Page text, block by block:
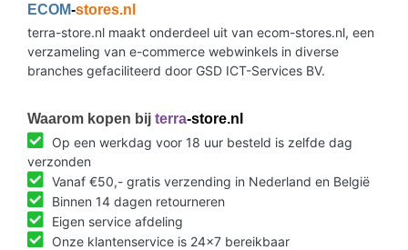
ECOM-stores.nl
terra-store.nl maakt onderdeel uit van ecom-stores.nl, een
verzameling van e-commerce webwinkels in diverse
branches gefaciliteerd door GSD ICT-Services BV.
Waarom kopen bij terra-store.nl
Op een werkdag voor 18 uur besteld is zelfde dag
verzonden
Vanaf €50,- gratis verzending in Nederland en België
Binnen 14 dagen retourneren
Eigen service afdeling
Onze klantenservice is 24x7 bereikbaar